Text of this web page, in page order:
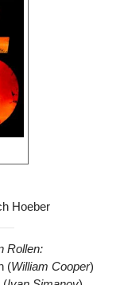
Hoeber
Rollen:
(William Cooper)